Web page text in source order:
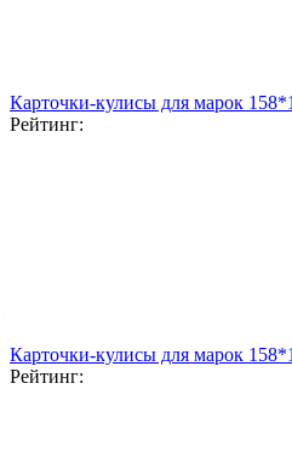
Карточки-кулисы для марок
Рейтинг:
Карточки-кулисы для марок
Рейтинг: